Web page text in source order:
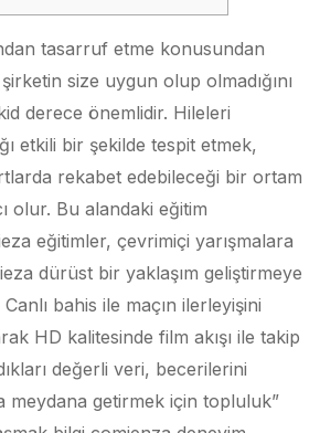
tasarruf etme konusundan
size uygun olup olmadığını
derece önemlidir. Hileleri
etkili bir şekilde tespit etmek,
rekabet edebileceği bir ortam
olur. Bu alandaki eğitim
eğitimler, çevrimiçi yarışmalara
dürüst bir yaklaşım geliştirmeye
bahis ile maçın ilerleyişini
HD kalitesinde film akışı ile takip
değerli veri, becerilerini
meydana getirmek için topluluk”